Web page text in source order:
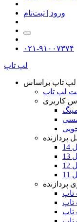
ورود | ثبت‌نام
۰۲۱-۹۱۰۰۷۳۷۴
لپ تاپ
لپ تاپ براساس
لپ تاپ
کاربری
پردازنده